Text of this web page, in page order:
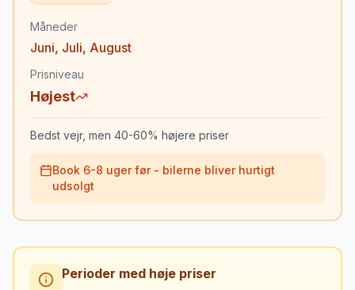
Måneder
Juni, Juli, August
Prisniveau
Højest
Bedst vejr, men 40-60% højere priser
Book 6-8 uger før - bilerne bliver hurtigt
udsolgt
Perioder med høje priser